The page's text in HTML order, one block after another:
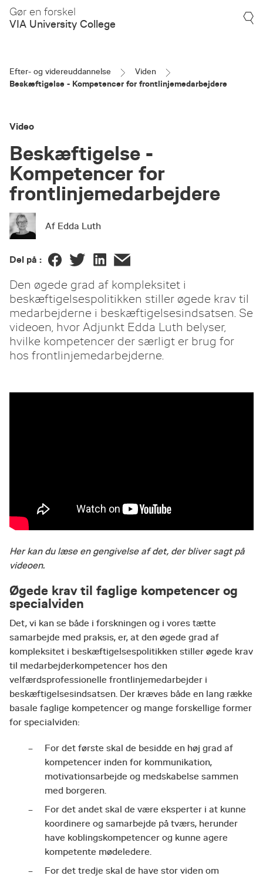
Gør en forskel
VIA University College
Efter- og videreuddannelse
Viden
Beskæftigelse - Kompetencer for frontlinjemedarbejdere
Video
Beskæftigelse -
Kompetencer for
frontlinjemedarbejdere
Af Edda Luth
Del på :
Den øgede grad af kompleksitet i
beskæftigelsespolitikken stiller øgede krav til
medarbejderne i beskæftigelsesindsatsen. Se
videoen, hvor Adjunkt Edda Luth belyser,
hvilke kompetencer der særligt er brug for
hos frontlinjemedarbejderne.
Her kan du læse en gengivelse af det, der bliver sagt på
videoen.
Øgede krav til faglige kompetencer og
specialviden
Det, vi kan se både i forskningen og i vores tætte
samarbejde med praksis, er, at den øgede grad af
kompleksitet i beskæftigelsespolitikken stiller øgede krav
til medarbejderkompetencer hos den
velfærdsprofessionelle frontlinjemedarbejder i
beskæftigelsesindsatsen. Der kræves både en lang række
basale faglige kompetencer og mange forskellige former
for specialviden:
For det første skal de besidde en høj grad af
kompetencer inden for kommunikation,
motivationsarbejde og medskabelse sammen
med borgeren.
For det andet skal de være eksperter i at kunne
koordinere og samarbejde på tværs, herunder
have koblingskompetencer og kunne agere
kompetente mødeledere.
For det tredje skal de have stor viden om